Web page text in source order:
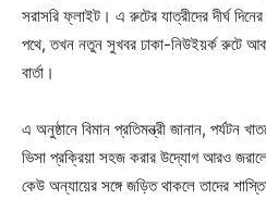
সরাসরি ফ্লাইট। এ রুটের যাত্রীদের দীর্ঘ
পথে, তখন নতুন সুখবর ঢাকা-নিউইয়র্ক রুটে
বার্তা।
এ অনুষ্ঠানে বিমান প্রতিমন্ত্রী জানান,
ভিসা প্রক্রিয়া সহজ করার উদ্যোগ আরও
কেউ অন্যায়ের সঙ্গে জড়িত থাকলে তাদের